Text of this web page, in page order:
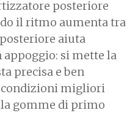
posteriore
il ritmo aumenta tra
aiuta
si mette la
precisa e ben
condizioni migliori
gomme di primo